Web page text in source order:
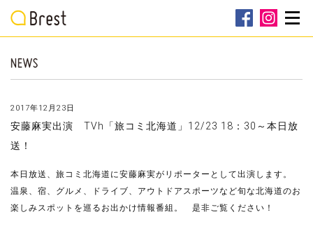
2017年12月23日
安藤麻実出演 TVh「旅コミ北海道」12/23 18：30～本日放
送！
本日放送、旅コミ北海道に安藤麻実がリポーターとして出演します。
温泉、宿、グルメ、ドライブ、アウトドアスポーツなど旬な北海道のお
楽しみスポットを巡るお出かけ情報番組。 是非ご覧ください！